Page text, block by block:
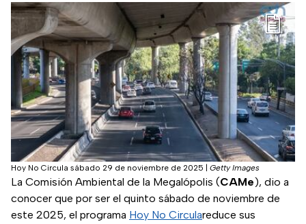
Hoy No Circula sábado 29 de noviembre de 2025 Getty Images
La Comisión Ambiental de la Megalópolis (CAMe), dio a
conocer que por ser el quinto sábado de noviembre de
este 2025, el programa Hoy No Circulareduce sus